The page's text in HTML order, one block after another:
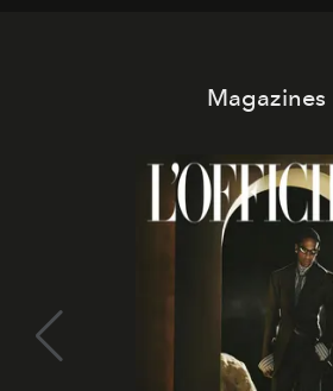
Magazines